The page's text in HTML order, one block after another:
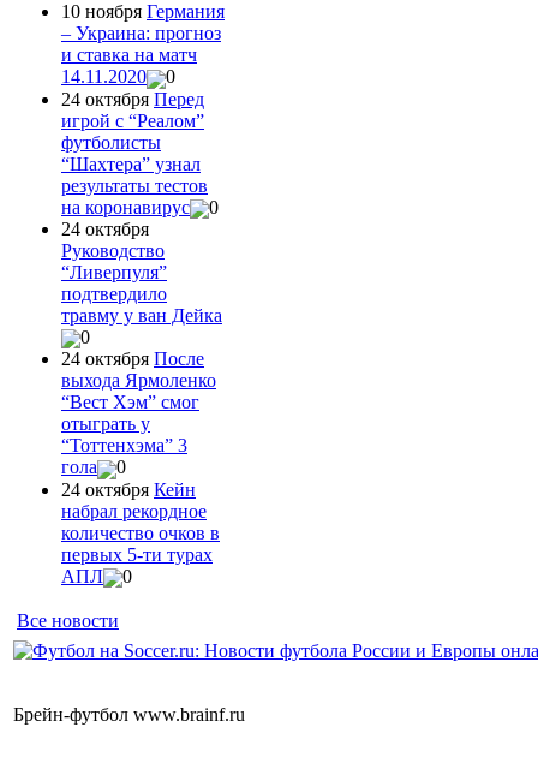
10 ноября Германия
– Украина: прогноз
и ставка на матч
14.11.2020
0
24 октября Перед
игрой с “Реалом”
футболисты
“Шахтера” узнал
результаты тестов
на коронавирус
0
24 октября
Руководство
“Ливерпуля”
подтвердило
травму у ван Дейка
0
24 октября После
выхода Ярмоленко
“Вест Хэм” смог
отыграть у
“Тоттенхэма” 3
гола
0
24 октября Кейн
набрал рекордное
количество очков в
первых 5-ти турах
АПЛ
0
Все новости
Брейн-футбол www.brainf.ru